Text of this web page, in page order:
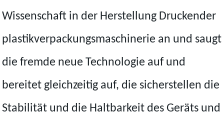
Wissenschaft in der Herstellung Druckender
plastikverpackungsmaschinerie an und saugt
die fremde neue Technologie auf und
bereitet gleichzeitig auf, die sicherstellen die
Stabilität und die Haltbarkeit des Geräts und